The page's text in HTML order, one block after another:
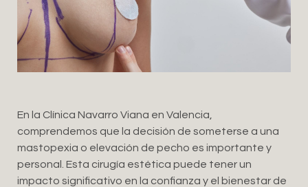
En la Clínica Navarro Viana en Valencia,
comprendemos que la decisión de someterse a una
mastopexia o elevación de pecho es importante y
personal. Esta cirugía estética puede tener un
impacto significativo en la confianza y el bienestar de